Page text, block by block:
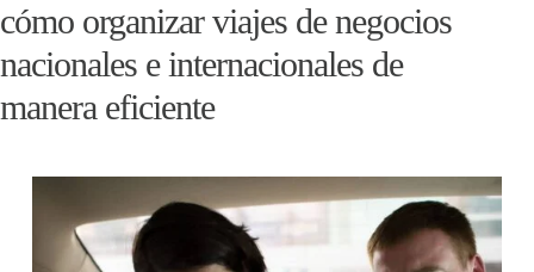
cómo organizar viajes de negocios
nacionales e internacionales de
manera eficiente